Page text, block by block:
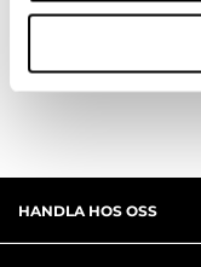
HANDLA HOS OSS